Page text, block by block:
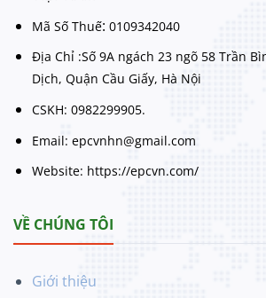
Mã Số Thuế: 0109342040
Địa Chỉ :Số 9A ngách 23 ngõ 58 Trần
Dịch, Quận Cầu Giấy, Hà Nội
CSKH: 0982299905.
Email: epcvnhn@gmail.com
Website: https://epcvn.com/
VỀ CHÚNG TÔI
Giới thiệu